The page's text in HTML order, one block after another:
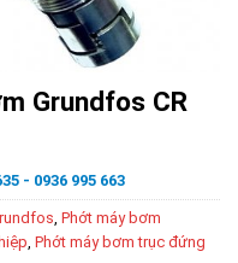
Grundfos CR
- 0936 995 663
Phớt máy bơm
Phớt máy bơm trục đứng